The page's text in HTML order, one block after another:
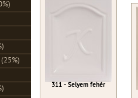
311 - Selyem fehér